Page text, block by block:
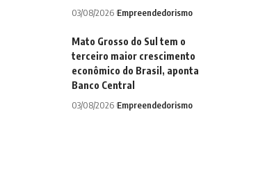
03/08/2026 Empreendedorismo
Mato Grosso do Sul tem o
terceiro maior crescimento
econômico do Brasil, aponta
Banco Central
03/08/2026 Empreendedorismo